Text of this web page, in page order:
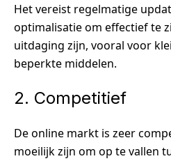
Het vereist regelmatige
optimalisatie om effectief te
uitdaging zijn, vooral voor
beperkte middelen.
2. Competitief
De online markt is zeer
moeilijk zijn om op te vallen